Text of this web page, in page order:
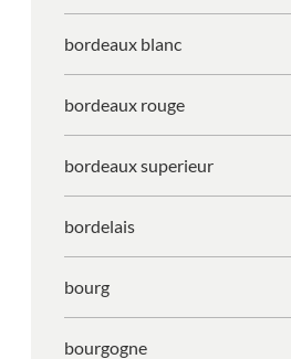
bordeaux blanc
bordeaux rouge
bordeaux superieur
bordelais
bourg
bourgogne